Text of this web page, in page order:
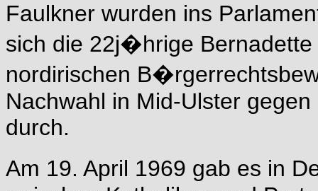
Faulkner wurden ins
sich die 22j�hrige
nordirischen
Nachwahl in Mid-Ulster
durch.
Am 19. April 1969 gab es in